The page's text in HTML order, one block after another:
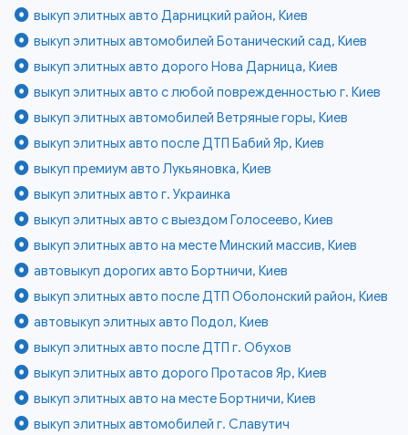
выкуп элитных авто Дарницкий район, Киев
выкуп элитных автомобилей Ботанический сад, Киев
выкуп элитных авто дорого Нова Дарница, Киев
выкуп элитных авто с любой поврежденностью г. Киев
выкуп элитных автомобилей Ветряные горы, Киев
выкуп элитных авто после ДТП Бабий Яр, Киев
выкуп премиум авто Лукьяновка, Киев
выкуп элитных авто г. Украинка
выкуп элитных авто с выездом Голосеево, Киев
выкуп элитных авто на месте Минский массив, Киев
автовыкуп дорогих авто Бортничи, Киев
выкуп элитных авто после ДТП Оболонский район, Киев
автовыкуп элитных авто Подол, Киев
выкуп элитных авто после ДТП г. Обухов
выкуп элитных авто дорого Протасов Яр, Киев
выкуп элитных авто на месте Бортничи, Киев
выкуп элитных автомобилей г. Славутич